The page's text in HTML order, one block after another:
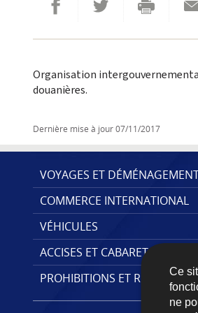
Ce
ne
Organisation
douanières.
Dernière mise à jour07/11/2017
MENU
DE
NAVIGATION
VOYAGES ET
COMMERCE INTERNATIONAL
VÉHICULES
ACCISES ET CABARETAGE
PROHIBITIONS ET